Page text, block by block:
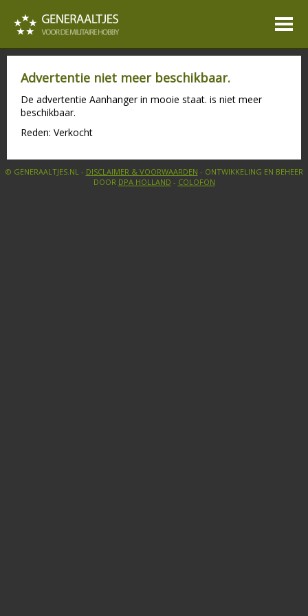
Advertentie niet meer beschikbaar.
De advertentie Aanhanger in mooie staat. is niet meer
beschikbaar.
Reden: Verkocht
© GENERAALTJES.NL - DISCLAIMER & VOORWAARDEN - ONTWIKKELING EN BEHEER
DOOR DPA HOLLAND - COLOFON